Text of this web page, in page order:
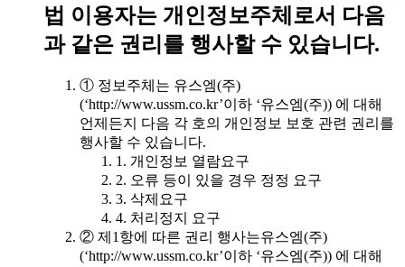
법 이용자는 개인정보주체로서 다음
과 같은 권리를 행사할 수 있습니다.
① 정보주체는 유스엠(주)
(‘http://www.ussm.co.kr’이하 ‘유스엠(주)) 에 대해
언제든지 다음 각 호의 개인정보 보호 관련 권리를
행사할 수 있습니다.
1. 개인정보 열람요구
2. 오류 등이 있을 경우 정정 요구
3. 삭제요구
4. 처리정지 요구
② 제1항에 따른 권리 행사는유스엠(주)
(‘http://www.ussm.co.kr’이하 ‘유스엠(주)) 에 대해